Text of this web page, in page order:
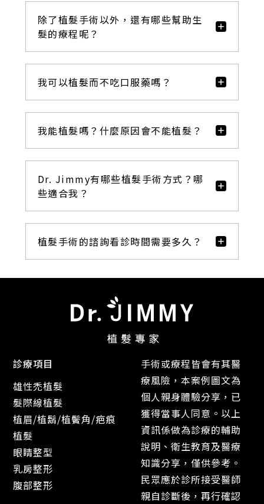
除了植髮手術以外，還有哪些幫助生
髮的療程呢？
我可以植髮而不吃口服藥嗎？
我能植髮嗎？什麼原因會不能植髮？
Dr. Jimmy有哪些植髮手術方式？哪
些適合我？
植髮手術的諮詢看診時間需要多久？
診療項目
雄性禿植髮
髮際線植髮
植眉/植鬍/植鬢角/疤痕
植髮
眼睛整型
乳房整形
腹部整形
手術或療程皆會有其醫
療風險，本案例圖文為
個人親身體驗分享，已
獲得當事人同意。以上
資訊係做為診療的輔助
說明、衛生教育及醫療
知識分享，僅供參考。
民眾應於診所接受醫師
親自診斷後，再行確認